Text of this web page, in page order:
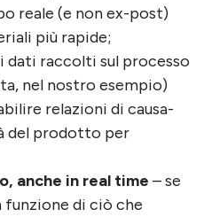
reale (e non ex-post)
più rapide;
dati raccolti sul processo
nel nostro esempio)
relazioni di causa-
del prodotto per
anche in real time – se
funzione di ciò che